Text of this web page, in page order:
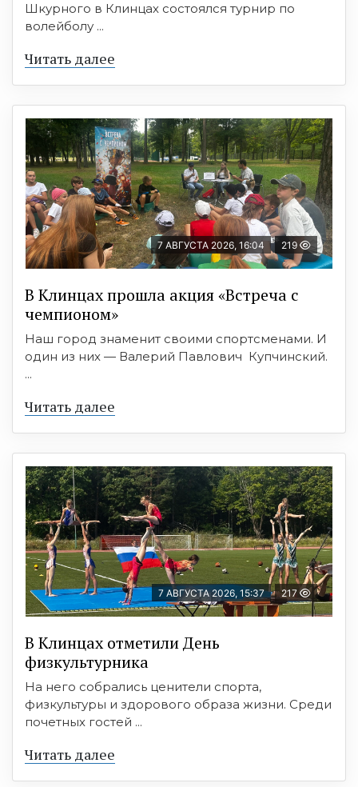
Шкурного в Клинцах состоялся турнир по
волейболу ...
Читать далее
7 АВГУСТА 2026, 16:04 219
В Клинцах прошла акция «Встреча с
чемпионом»
Наш город знаменит своими спортсменами. И
один из них — Валерий Павлович Купчинский.
...
Читать далее
7 АВГУСТА 2026, 15:37 217
В Клинцах отметили День
физкультурника
На него собрались ценители спорта,
физкультуры и здорового образа жизни. Среди
почетных гостей ...
Читать далее